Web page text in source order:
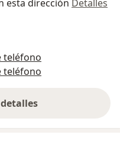
esta dirección Detalles
teléfono
teléfono
la dirección